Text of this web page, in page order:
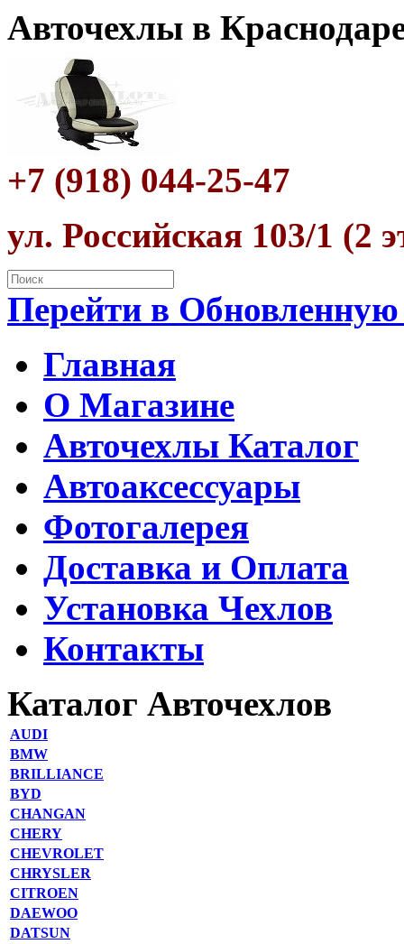
Авточехлы в
+7 (918) 044-25-47
ул. Российская 103/1 (2
Перейти в
Главная
О Магазине
Авточехлы Каталог
Автоаксессуары
Фотогалерея
Доставка и Оплата
Установка Чехлов
Контакты
Каталог Авточехлов
AUDI
BMW
BRILLIANCE
BYD
CHANGAN
CHERY
CHEVROLET
CHRYSLER
CITROEN
DAEWOO
DATSUN